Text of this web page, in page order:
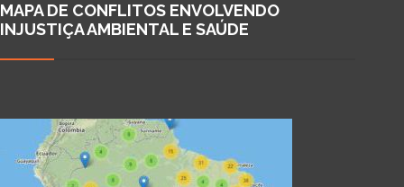
MAPA DE CONFLITOS ENVOLVENDO
INJUSTIÇA AMBIENTAL E SAÚDE